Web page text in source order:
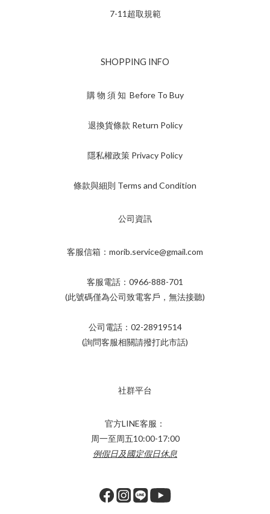
7-11超取規範
SHOPPING INFO
購 物 須 知 Before To Buy
退換貨條款 Return Policy
隱私權政策 Privacy Policy
條款與細則 Terms and Condition
公司資訊
客服信箱：morib.service@gmail.com
客服電話：0966-888-701
(此號碼僅為公司致電客戶，無法接聽)
公司電話：02-28919514
(詢問客服相關請撥打此市話)
社群平台
官方LINE客服：
周一至周五10:00-17:00
例假日及國定假日休息